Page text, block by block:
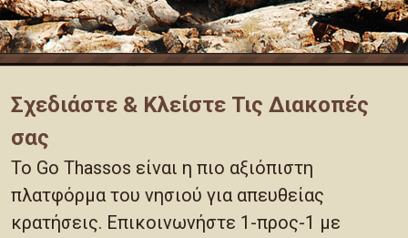
Σχεδιάστε & Κλείστε Τις Διακοπές
σας
Το Go Thassos είναι η πιο αξιόπιστη
πλατφόρμα του νησιού για απευθείας
κρατήσεις. Επικοινωνήστε 1-προς-1 με